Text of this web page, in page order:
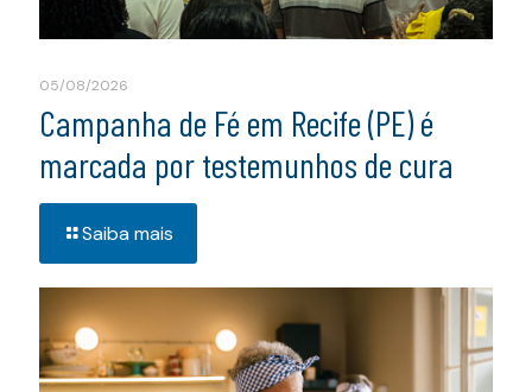
05/08/2026
Campanha de Fé em Recife (PE) é
marcada por testemunhos de cura
Saiba mais